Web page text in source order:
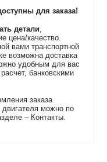
для заказа!
детали,
цена/качество.
вами транспортной
возможна доставка
удобным для вас
банковскими
заказа
можно по
– Контакты.